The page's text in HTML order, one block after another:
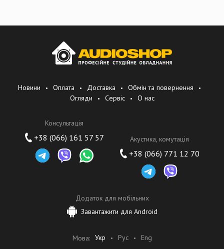
Новини Оплата Доставка
Обмін та повернення
Огляди
Сервіс О нас
Консультація
+38 (066) 161 57 57 Акустика, комутація
+38 (066) 771 12 70
Додаток для мобільних
Завантажити для Android
Мова: Укр Рус Eng